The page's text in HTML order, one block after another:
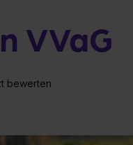
VVaG
bewerten